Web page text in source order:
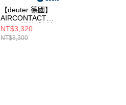
【deuter 德國】
AIRCONTACT
CORE拔熱式透氣
背包
40+10L(3350122
NT$3,320
NT$8,300